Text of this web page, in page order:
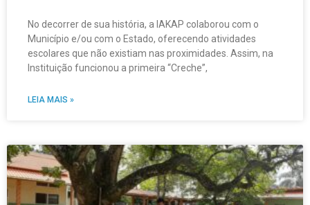
No decorrer de sua história, a IAKAP colaborou com o
Município e/ou com o Estado, oferecendo atividades
escolares que não existiam nas proximidades. Assim, na
Instituição funcionou a primeira “Creche”,
LEIA MAIS »